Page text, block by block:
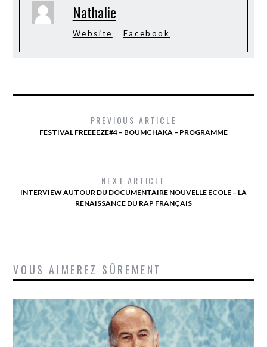
Nathalie
Website Facebook
PREVIOUS ARTICLE
FESTIVAL FREEEEZE#4 – BOUMCHAKA – PROGRAMME
NEXT ARTICLE
INTERVIEW AUTOUR DU DOCUMENTAIRE NOUVELLE ECOLE – LA
RENAISSANCE DU RAP FRANÇAIS
VOUS AIMEREZ SÛREMENT